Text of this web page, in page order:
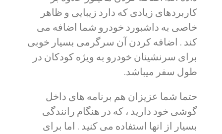
کاربردهای زیادی که دارد زیبایی و ظاهر
خاصی به داشبورد خودرو شما اضافه می
کند . اضافه کردن آن سرگرمی بسیار خوبی
برای سرنشینان خودرو به ویژه کودکان در
طول سفر میباشد.
حتما شما عزیزان هم برنامه های داخل
گوشی خود دارید ، که در هنگام رانندگی
بسیار از انها استفاده می کنید . اما برای